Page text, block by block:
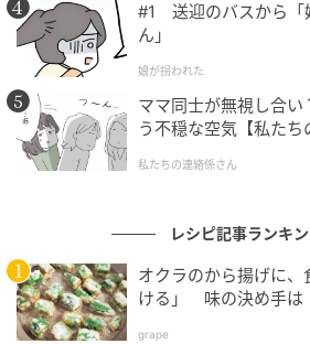
おうちごはん
#1 送迎のバスから「
ん」
娘が拐われた
ママ同士が無視し合
う不穏な空気【私たち
私たちの連絡係さん
レシピ記事ランキ
オクラのから揚げに
ける」 味の決め手は
grape